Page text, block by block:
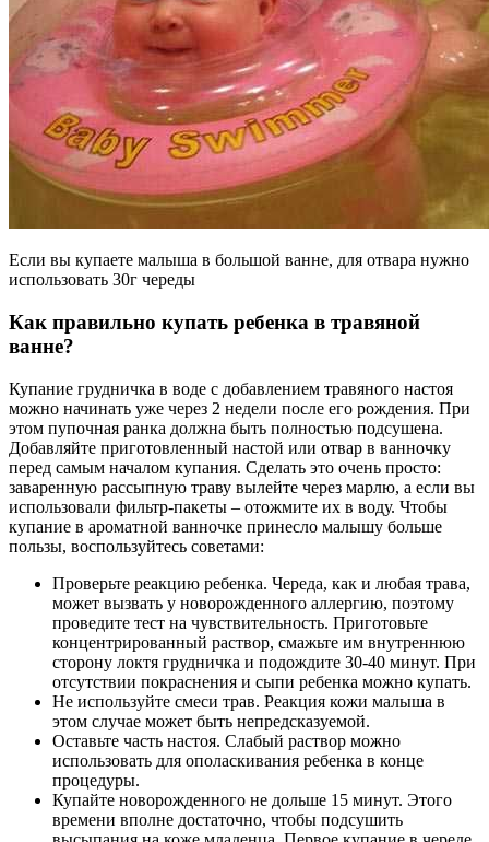
Если вы купаете малыша в большой ванне, для отвара нужно
использовать 30г череды
Как правильно купать ребенка в травяной
ванне?
Купание грудничка в воде с добавлением травяного настоя
можно начинать уже через 2 недели после его рождения. При
этом пупочная ранка должна быть полностью подсушена.
Добавляйте приготовленный настой или отвар в ванночку
перед самым началом купания. Сделать это очень просто:
заваренную рассыпную траву вылейте через марлю, а если вы
использовали фильтр-пакеты – отожмите их в воду. Чтобы
купание в ароматной ванночке принесло малышу больше
пользы, воспользуйтесь советами:
Проверьте реакцию ребенка. Череда, как и любая трава,
может вызвать у новорожденного аллергию, поэтому
проведите тест на чувствительность. Приготовьте
концентрированный раствор, смажьте им внутреннюю
сторону локтя грудничка и подождите 30-40 минут. При
отсутствии покраснения и сыпи ребенка можно купать.
Не используйте смеси трав. Реакция кожи малыша в
этом случае может быть непредсказуемой.
Оставьте часть настоя. Слабый раствор можно
использовать для ополаскивания ребенка в конце
процедуры.
Купайте новорожденного не дольше 15 минут. Этого
времени вполне достаточно, чтобы подсушить